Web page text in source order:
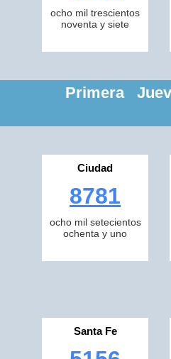
ocho mil trescientos
noventa y siete
Primera
Ciudad
8781
ocho mil setecientos
ochenta y uno
Santa Fe